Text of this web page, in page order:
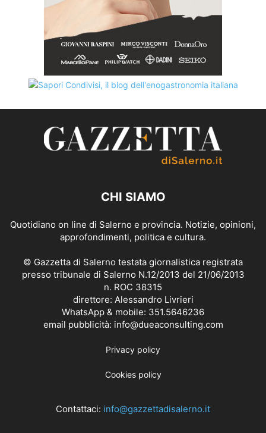
CHI SIAMO
Quotidiano on line di Salerno e provincia. Notizie, opinioni,
approfondimenti, politica e cultura.
© Gazzetta di Salerno testata giornalistica registrata
presso tribunale di Salerno N.12/2013 del 21/06/2013
n. ROC 38315
direttore: Alessandro Livrieri
WhatsApp & mobile: 351.5646236
email pubblicità: info@dueaconsulting.com
Privacy policy
Cookies policy
Contattaci: info@gazzettadisalerno.it